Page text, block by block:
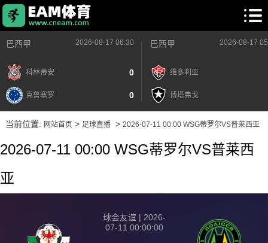
巴西甲 2026-08-17 06:30
科林蒂安 0
克鲁塞罗 0
巴西甲 2026-08-17
维多利亚
博塔弗戈
当前位置: 网站首页> 足球直播> 2026-07-11 00:00 WSG蒂罗尔VS普莱西亚
2026-07-11 00:00 WSG蒂罗尔VS普莱西
亚
球会友谊 | 2026-
07-11 00:00:00